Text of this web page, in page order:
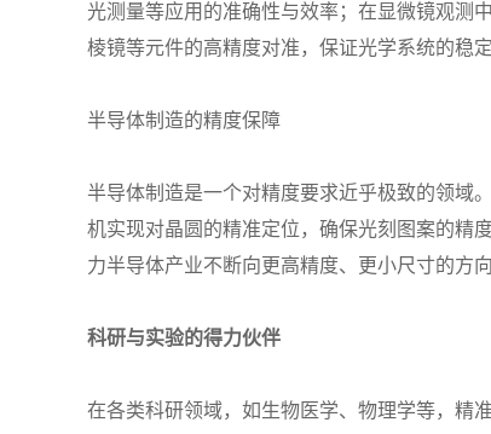
光测量等应用的准确性与效率；在显微镜观测
棱镜等元件的高精度对准，保证光学系统的稳
半导体制造的精度保障
半导体制造是一个对精度要求近乎极致的领域
机实现对晶圆的精准定位，确保光刻图案的精
力半导体产业不断向更高精度、更小尺寸的方向
科研与实验的得力伙伴
在各类科研领域，如生物医学、物理学等，精